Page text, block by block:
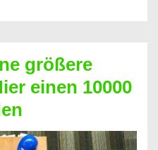
größere
einen 10000